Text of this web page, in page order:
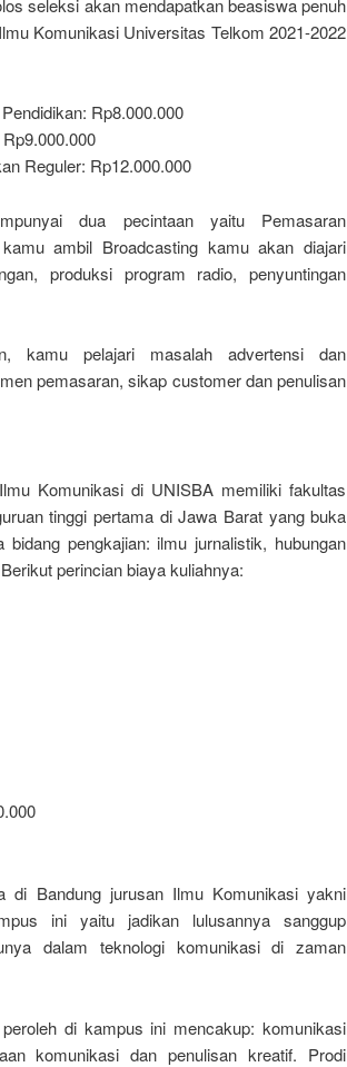
seleksi akan mendapatkan beasiswa penuh
Komunikasi Universitas Telkom 2021-2022
Rp8.000.000
Reguler: Rp12.000.000
dua pecintaan yaitu Pemasaran
ambil Broadcasting kamu akan diajari
produksi program radio, penyuntingan
kamu pelajari masalah advertensi dan
pemasaran, sikap customer dan penulisan
Komunikasi di UNISBA memiliki fakultas
tinggi pertama di Jawa Barat yang buka
pengkajian: ilmu jurnalistik, hubungan
perincian biaya kuliahnya:
di Bandung jurusan Ilmu Komunikasi yakni
ini yaitu jadikan lulusannya sanggup
dalam teknologi komunikasi di zaman
di kampus ini mencakup: komunikasi
komunikasi dan penulisan kreatif. Prodi